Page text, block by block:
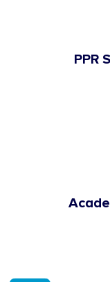
PPR